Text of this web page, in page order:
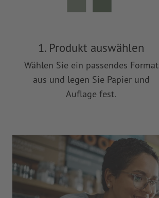
1. Produkt auswählen
Wählen Sie ein passendes Format
aus und legen Sie Papier und
Auflage fest.